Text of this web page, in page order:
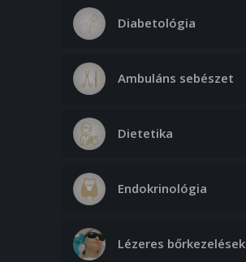
Diabetológia
Ambuláns sebészet
Dietetika
Endokrinológia
Lézeres bőrkezelések